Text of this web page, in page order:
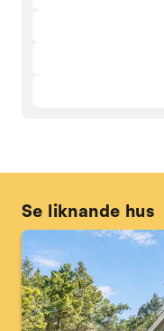
Se liknande hus